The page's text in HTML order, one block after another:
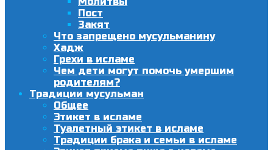
Пост
Закят
Что запрещено мусульманину
Хадж
Грехи в исламе
Чем дети могут помочь умершим
родителям?
Традиции мусульман
Общее
Этикет в исламе
Туалетный этикет в исламе
Традиции брака и семьи в исламе